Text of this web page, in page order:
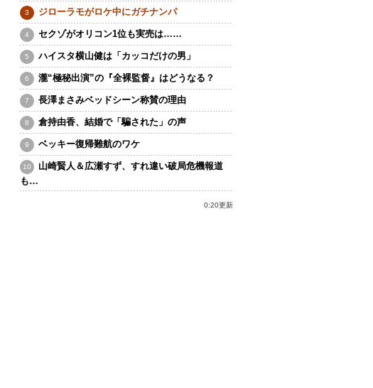
ジローラモがロケ中にガチナンパ
セクゾがオリコン1位も実売は……
ハイスタ横山健は「カッコだけの男」
瀧“極秘出演”の『全裸監督』はどうなる？
長澤まさみベッドシーン称賛の理由
倉持由香、結婚で「騙された」の声
ベッキー復帰難航のワケ
山崎賢人＆広瀬すず、すれ違い破局危機報道
も…
0:20更新